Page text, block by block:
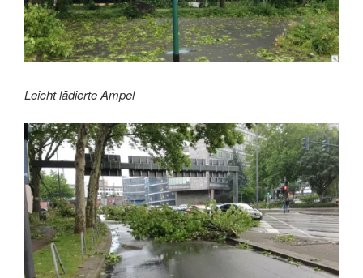
Leicht lädierte Ampel